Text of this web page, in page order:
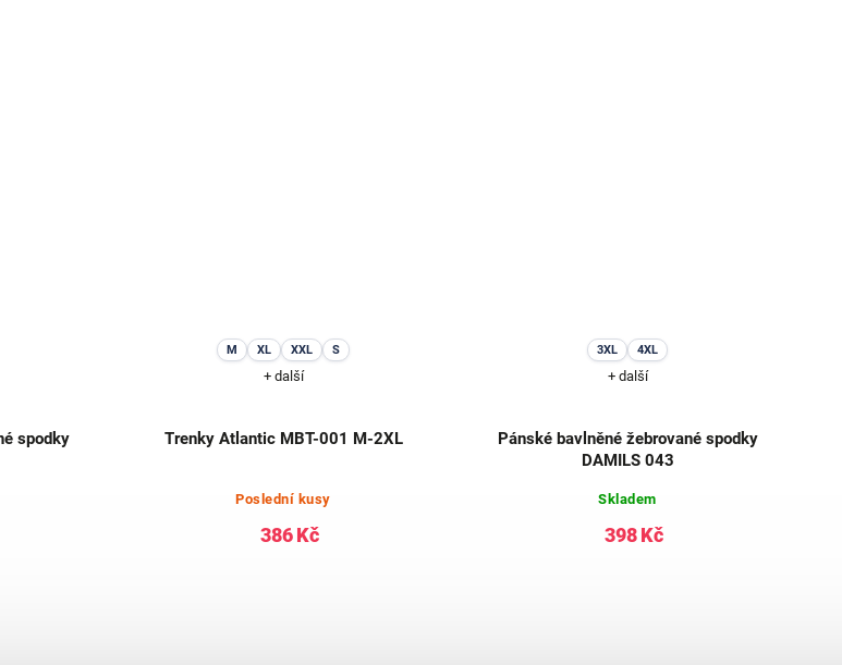
spodky
M XL XXL S
+ další
Trenky Atlantic MBT-001 M-2XL
Poslední kusy
386 Kč
3XL 4XL
+ další
Pánské bavlněné žebrované spodky
DAMILS 043
Skladem
398 Kč